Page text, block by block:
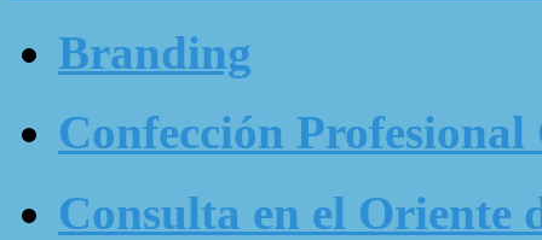
Branding
Confección Profesional
Consulta en el Oriente